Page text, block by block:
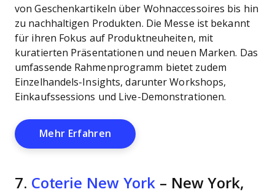
von Geschenkartikeln über Wohnaccessoires bis hin
zu nachhaltigen Produkten. Die Messe ist bekannt
für ihren Fokus auf Produktneuheiten, mit
kuratierten Präsentationen und neuen Marken. Das
umfassende Rahmenprogramm bietet zudem
Einzelhandels-Insights, darunter Workshops,
Einkaufssessions und Live-Demonstrationen.
Mehr Erfahren Opens New Window
7. Coterie New York – New York,